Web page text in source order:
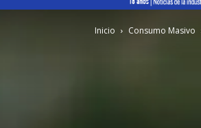
Inicio Consumo Masivo